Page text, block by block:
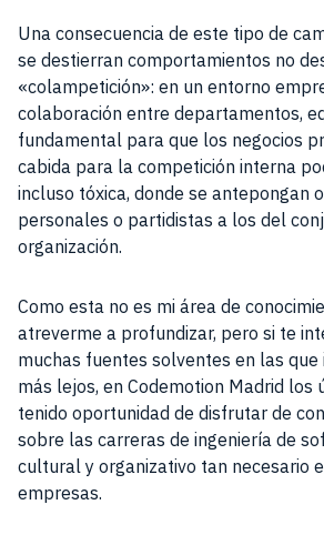
Una consecuencia de este tipo de
se destierran comportamientos no
«colampetición»: en un entorno
colaboración entre departamentos,
fundamental para que los negocios
cabida para la competición interna
incluso tóxica, donde se antepongan
personales o partidistas a los del
organización.
Como esta no es mi área de
atreverme a profundizar, pero si te
muchas fuentes solventes en las que
más lejos, en Codemotion Madrid los
tenido oportunidad de disfrutar de
sobre las carreras de ingeniería de
cultural y organizativo tan necesario
empresas.